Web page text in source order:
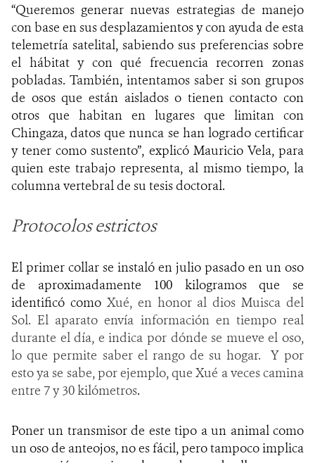
“Queremos generar nuevas estrategias de manejo
con base en sus desplazamientos y con ayuda de esta
telemetría satelital, sabiendo sus preferencias sobre
el hábitat y con qué frecuencia recorren zonas
pobladas. También, intentamos saber si son grupos
de osos que están aislados o tienen contacto con
otros que habitan en lugares que limitan con
Chingaza, datos que nunca se han logrado certificar
y tener como sustento”, explicó Mauricio Vela, para
quien este trabajo representa, al mismo tiempo, la
columna vertebral de su tesis doctoral.
Protocolos estrictos
El primer collar se instaló en julio pasado en un oso
de aproximadamente 100 kilogramos que se
identificó como Xué, en honor al dios Muisca del
Sol. El aparato envía información en tiempo real
durante el día, e indica por dónde se mueve el oso,
lo que permite saber el rango de su hogar. Y por
esto ya se sabe, por ejemplo, que Xué a veces camina
entre 7 y 30 kilómetros.
Poner un transmisor de este tipo a un animal como
un oso de anteojos, no es fácil, pero tampoco implica